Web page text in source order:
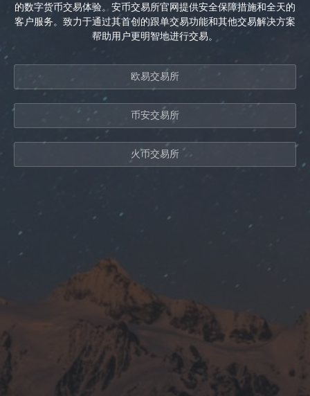
的数字货币交易体验。安币交易所官网提供安全保障措施和全天的
客户服务。致力于通过其首创的跟单交易功能和其他交易解决方案
帮助用户更明智地进行交易。
欧易交易所
币安交易所
火币交易所